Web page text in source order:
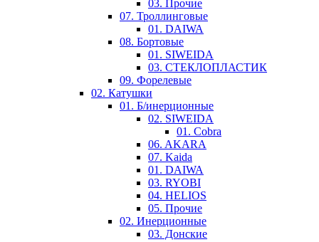
03. Прочие
07. Троллинговые
01. DAIWA
08. Бортовые
01. SIWEIDA
03. СТЕКЛОПЛАСТИК
09. Форелевые
02. Катушки
01. Б/инерционные
02. SIWEIDA
01. Cobra
06. AKARA
07. Kaida
01. DAIWA
03. RYOBI
04. HELIOS
05. Прочие
02. Инерционные
03. Донские